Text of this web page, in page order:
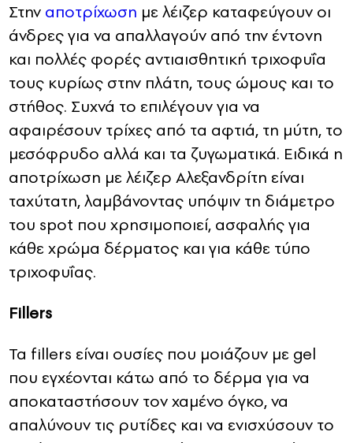
Στην αποτρίχωση με λέιζερ καταφεύγουν οι
άνδρες για να απαλλαγούν από την έντονη
και πολλές φορές αντιαισθητική τριχοφυΐα
τους κυρίως στην πλάτη, τους ώμους και το
στήθος. Συχνά το επιλέγουν για να
αφαιρέσουν τρίχες από τα αφτιά, τη μύτη, το
μεσόφρυδο αλλά και τα ζυγωματικά. Ειδικά η
αποτρίχωση με λέιζερ Αλεξανδρίτη είναι
ταχύτατη, λαμβάνοντας υπόψιν τη διάμετρο
του spot που χρησιμοποιεί, ασφαλής για
κάθε χρώμα δέρματος και για κάθε τύπο
τριχοφυΐας.
Fillers
Τα fillers είναι ουσίες που μοιάζουν με gel
που εγχέονται κάτω από το δέρμα για να
αποκαταστήσουν τον χαμένο όγκο, να
απαλύνουν τις ρυτίδες και να ενισχύσουν το